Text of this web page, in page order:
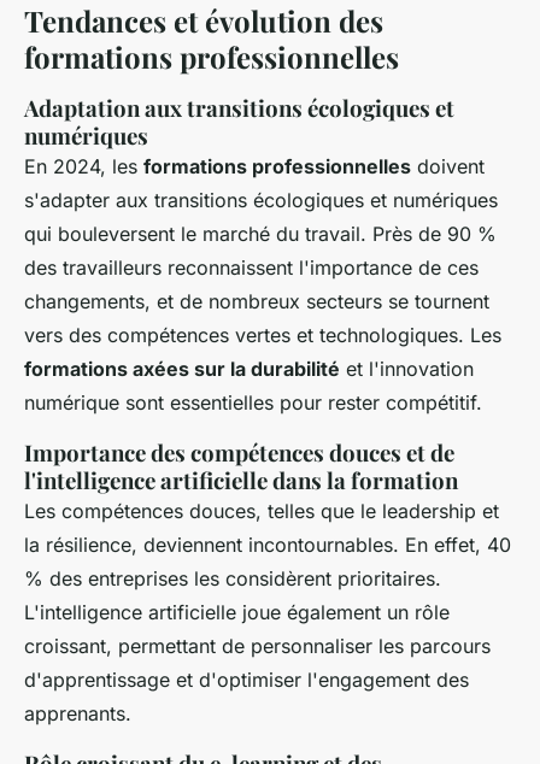
Tendances et évolution des
formations professionnelles
Adaptation aux transitions écologiques et
numériques
En 2024, les formations professionnelles doivent
s'adapter aux transitions écologiques et numériques
qui bouleversent le marché du travail. Près de 90 %
des travailleurs reconnaissent l'importance de ces
changements, et de nombreux secteurs se tournent
vers des compétences vertes et technologiques. Les
formations axées sur la durabilité et l'innovation
numérique sont essentielles pour rester compétitif.
Importance des compétences douces et de
l'intelligence artificielle dans la formation
Les compétences douces, telles que le leadership et
la résilience, deviennent incontournables. En effet, 40
% des entreprises les considèrent prioritaires.
L'intelligence artificielle joue également un rôle
croissant, permettant de personnaliser les parcours
d'apprentissage et d'optimiser l'engagement des
apprenants.